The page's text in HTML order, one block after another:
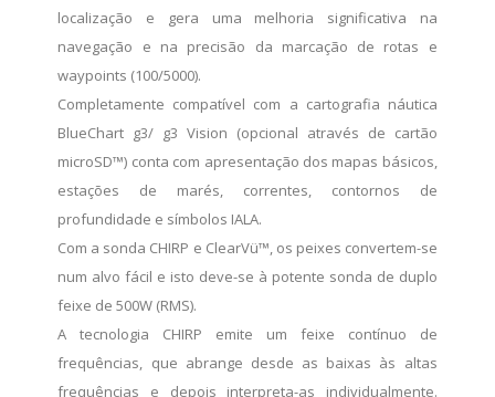
localização e gera uma melhoria significativa na
navegação e na precisão da marcação de rotas e
waypoints (100/5000).
Completamente compatível com a cartografia náutica
BlueChart g3/ g3 Vision (opcional através de cartão
microSD™) conta com apresentação dos mapas básicos,
estações de marés, correntes, contornos de
profundidade e símbolos IALA.
Com a sonda CHIRP e ClearVü™, os peixes convertem-se
num alvo fácil e isto deve-se à potente sonda de duplo
feixe de 500W (RMS).
A tecnologia CHIRP emite um feixe contínuo de
frequências, que abrange desde as baixas às altas
frequências e depois interpreta-as individualmente.